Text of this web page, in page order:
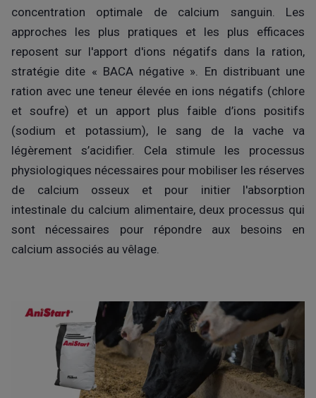
concentration optimale de calcium sanguin. Les
approches les plus pratiques et les plus efficaces
reposent sur l'apport d'ions négatifs dans la ration,
stratégie dite « BACA négative ». En distribuant une
ration avec une teneur élevée en ions négatifs (chlore
et soufre) et un apport plus faible d’ions positifs
(sodium et potassium), le sang de la vache va
légèrement s’acidifier. Cela stimule les processus
physiologiques nécessaires pour mobiliser les réserves
de calcium osseux et pour initier l'absorption
intestinale du calcium alimentaire, deux processus qui
sont nécessaires pour répondre aux besoins en
calcium associés au vêlage.